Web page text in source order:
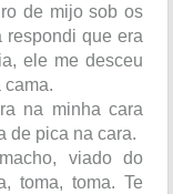
de mijo sob os
respondi que era
ele me desceu
cama.
na minha cara
de pica na cara.
viado do
toma, toma. Te